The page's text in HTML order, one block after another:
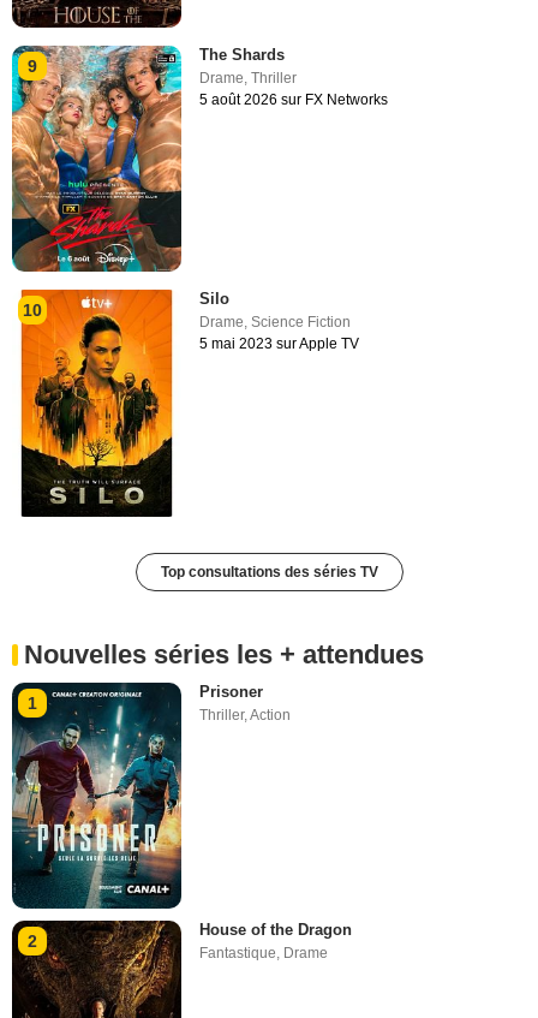
9
The Shards
Drame,Thriller
5 août 2026 sur FX Networks
10
Silo
Drame,Science Fiction
5 mai 2023 sur Apple TV
Top consultations des séries TV
Nouvelles séries les + attendues
1
Prisoner
Thriller,Action
2
House of the Dragon
Fantastique, Drame